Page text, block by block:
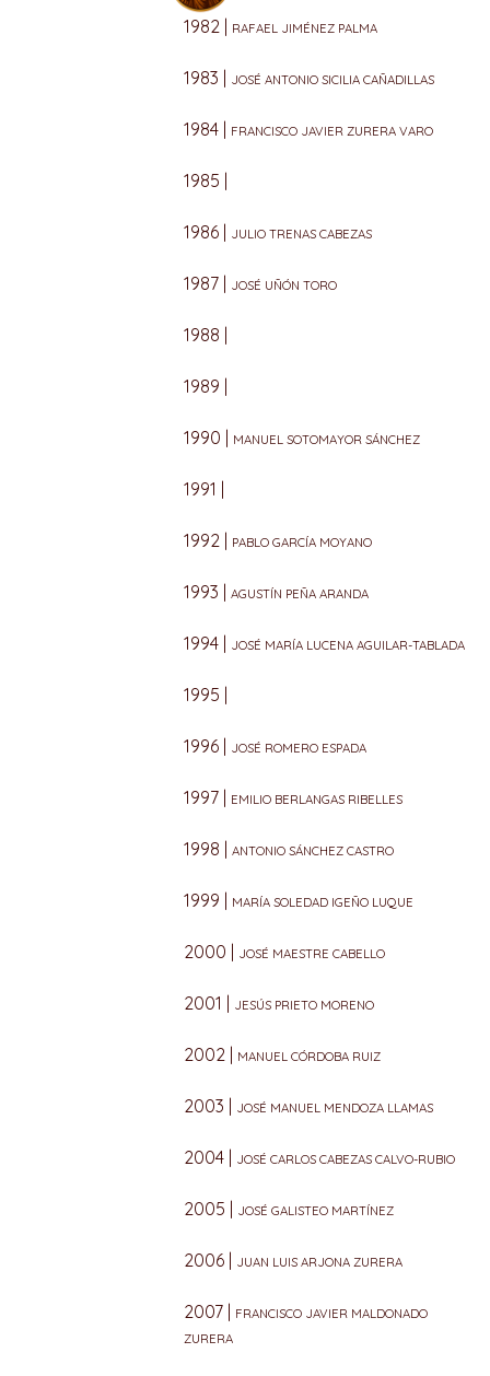
1982 |
RAFAEL JIMÉNEZ PALMA
1983 | JOSÉ ANTONIO SICILIA CAÑADILLAS
1984 | FRANCISCO JAVIER ZURERA VARO
1985 |
1986 | JULIO TRENAS CABEZAS
1987 | JOSÉ UÑÓN TORO
1988 |
1989 |
1990 | MANUEL SOTOMAYOR SÁNCHEZ
1991 |
1992 | PABLO GARCÍA MOYANO
1993 | AGUSTÍN PEÑA ARANDA
1994 | JOSÉ MARÍA LUCENA AGUILAR-TABLADA
1995 |
1996 | JOSÉ ROMERO ESPADA
1997 | EMILIO BERLANGAS RIBELLES
1998 | ANTONIO SÁNCHEZ CASTRO
1999 | MARÍA SOLEDAD IGEÑO LUQUE
2000 | JOSÉ MAESTRE CABELLO
2001 | JESÚS PRIETO MORENO
2002 | MANUEL CÓRDOBA RUIZ
2003 | JOSÉ MANUEL MENDOZA LLAMAS
2004 | JOSÉ CARLOS CABEZAS CALVO-RUBIO
2005 | JOSÉ GALISTEO MARTÍNEZ
2006 | JUAN LUIS ARJONA ZURERA
2007 |
FRANCISCO JAVIER MALDONADO
ZURERA